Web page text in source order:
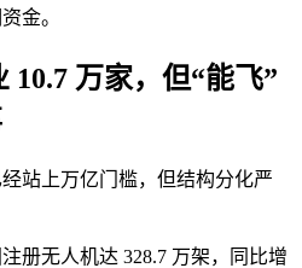
金。
10.7 万家，但“能飞”
站上万亿门槛，但结构分化严
册无人机达 328.7 万架，同比增